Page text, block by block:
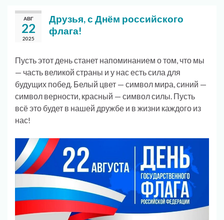
АВГ
22
2025
Друзья, с Днём российского
флага!
Пусть этот день станет напоминанием о том, что мы
— часть великой страны и у нас есть сила для
будущих побед. Белый цвет — символ мира, синий —
символ верности, красный — символ силы. Пусть
всё это будет в нашей дружбе и в жизни каждого из
нас!